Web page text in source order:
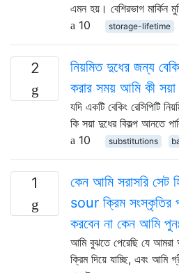
এমন হয়। বেশিরভাগ মার্কিন
10
storage-lifetime
2
নিয়মিত দুধের জন্য
করার সময় আমি কী সয়া
যদি একটি বেকিং রেসিপিটি
কি সয়া দুধের বিকল্প আনতে
10
substitutions
1
কেন আমি সরাসরি সেট
sour ক্রিম সংস্কৃতির
করবেন না কেন আমি
আমি বুঝতে পেরেছি যে আমরা
ক্রিম দিয়ে যাচ্ছি, এবং আমি